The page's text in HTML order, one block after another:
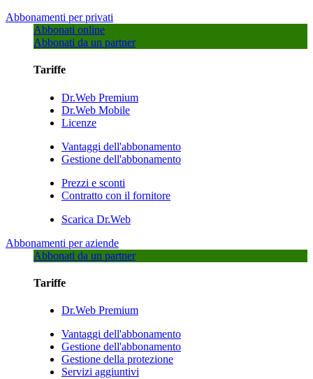
Abbonamenti per privati
Abbonati online
Abbonati da un partner
Tariffe
Dr.Web Premium
Dr.Web Mobile
Licenze
Vantaggi dell'abbonamento
Gestione dell'abbonamento
Prezzi e sconti
Contratto con il fornitore
Scarica Dr.Web
Abbonamenti per aziende
Abbonati da un partner
Tariffe
Dr.Web Premium
Vantaggi dell'abbonamento
Gestione dell'abbonamento
Gestione della protezione
Servizi aggiuntivi